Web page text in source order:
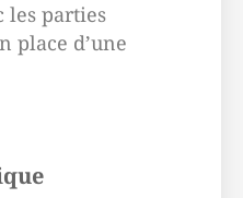
les parties
place d’une